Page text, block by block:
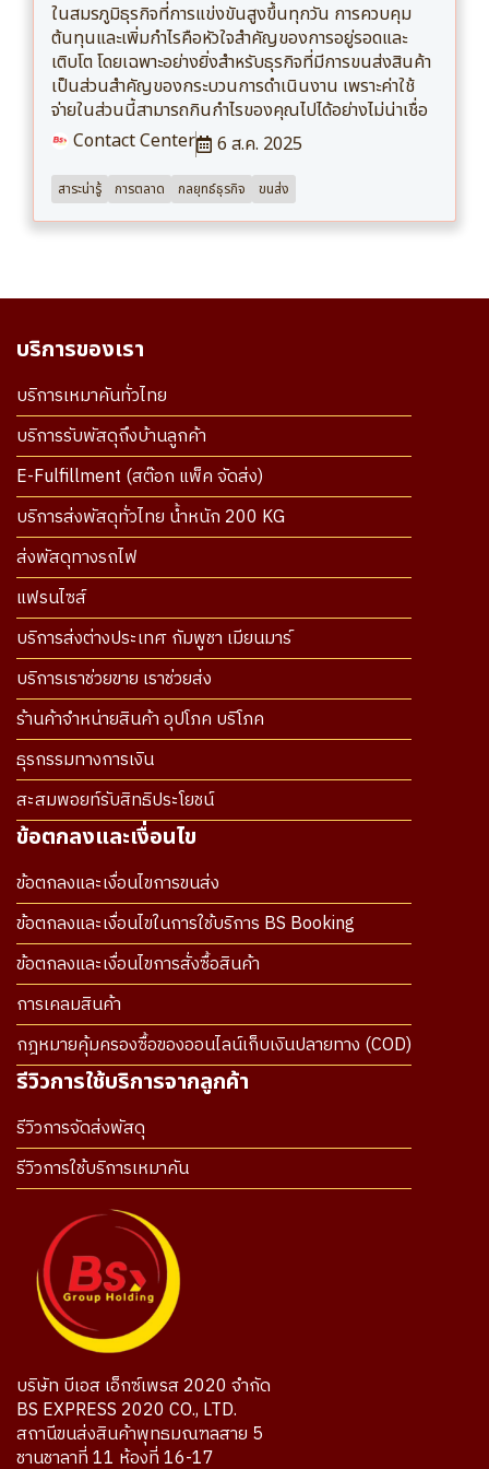
ในสมรภูมิธุรกิจที่การแข่งขันสูงขึ้นทุกวัน การควบคุม
ต้นทุนและเพิ่มกำไรคือหัวใจสำคัญของการอยู่รอดและ
เติบโต โดยเฉพาะอย่างยิ่งสำหรับธุรกิจที่มีการขนส่งสินค้า
เป็นส่วนสำคัญของกระบวนการดำเนินงาน เพราะค่าใช้
จ่ายในส่วนนี้สามารถกินกำไรของคุณไปได้อย่างไม่น่าเชื่อ
Contact Center
6 ส.ค. 2025
สาระน่ารู้ การตลาด กลยุทธ์ธุรกิจ ขนส่ง
บริการของเรา
บริการเหมาคันทั่วไทย
บริการรับพัสดุถึงบ้านลูกค้า
E-Fulfillment (สต๊อก แพ็ค จัดส่ง)
บริการส่งพัสดุทั่วไทย น้ำหนัก 200 KG
ส่งพัสดุทางรถไฟ
แฟรนไซส์
บริการส่งต่างประเทศ กัมพูชา เมียนมาร์
บริการเราช่วยขาย เราช่วยส่ง
ร้านค้าจำหน่ายสินค้า อุปโภค บริโภค
ธุรกรรมทางการเงิน
สะสมพอยท์รับสิทธิประโยชน์
ข้อตกลงและเงื่อนไข
ข้อตกลงและเงื่อนไขการขนส่ง
ข้อตกลงและเงื่อนไขในการใช้บริการ BS Booking
ข้อตกลงและเงื่อนไขการสั่งซื้อสินค้า
การเคลมสินค้า
กฎหมายคุ้มครองซื้อของออนไลน์เก็บเงินปลายทาง (COD)
รีวิวการใช้บริการจากลูกค้า
รีวิวการจัดส่งพัสดุ
รีวิวการใช้บริการเหมาคัน
บริษัท บีเอส เอ็กซ์เพรส 2020 จำกัด
BS EXPRESS 2020 CO., LTD.
สถานีขนส่งสินค้าพุทธมณฑลสาย 5
ชานชาลาที่ 11 ห้องที่ 16-17